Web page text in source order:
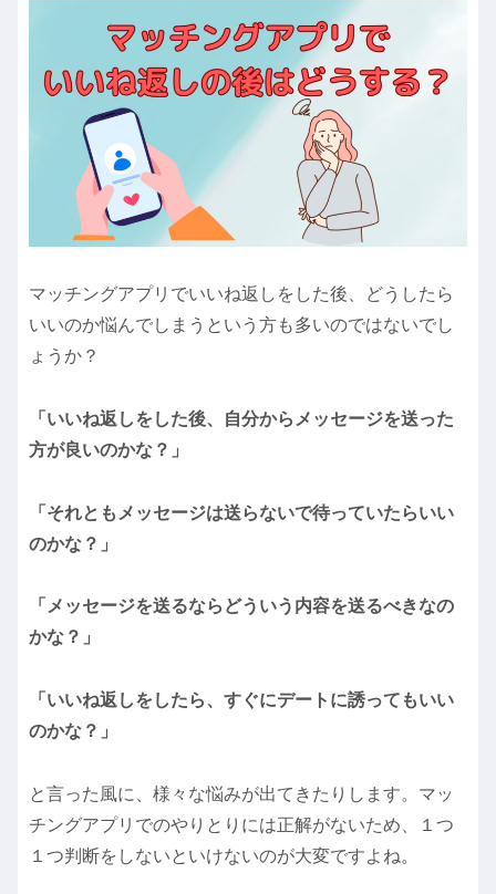
マッチングアプリでいいね返しをした後、どうしたら
いいのか悩んでしまうという方も多いのではないでし
ょうか？
「いいね返しをした後、自分からメッセージを送った
方が良いのかな？」
「それともメッセージは送らないで待っていたらいい
のかな？」
「メッセージを送るならどういう内容を送るべきなの
かな？」
「いいね返しをしたら、すぐにデートに誘ってもいい
のかな？」
と言った風に、様々な悩みが出てきたりします。マッ
チングアプリでのやりとりには正解がないため、１つ
１つ判断をしないといけないのが大変ですよね。